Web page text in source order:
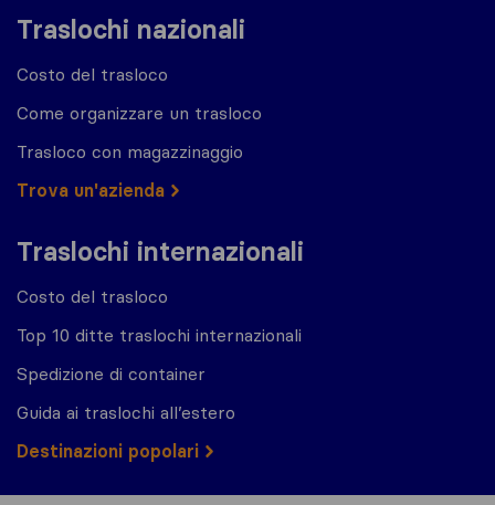
Traslochi nazionali
Costo del trasloco
Come organizzare un trasloco
Trasloco con magazzinaggio
Trova un'azienda
Traslochi internazionali
Costo del trasloco
Top 10 ditte traslochi internazionali
Spedizione di container
Guida ai traslochi all’estero
Destinazioni popolari